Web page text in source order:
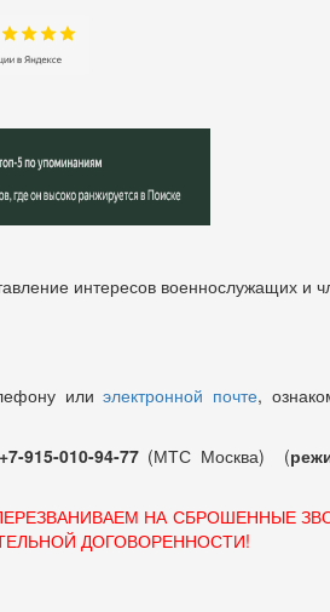
интересов военнослужащих и
илиэлектронной почте,
+7-915-010-94-77 (МТС Москва) (
НА СБРОШЕННЫЕ
ДОГОВОРЕННОСТИ!